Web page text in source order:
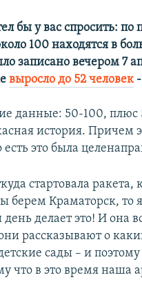
бы у вас спросить:
100 находятся в
записано вечером 7
выросло до 52 человек-
данные: 50-100, плюс
история.
есть это была
стартовала
берем Краматорск, то
делает это! И она
рассказывают о
сады – и
что в это время